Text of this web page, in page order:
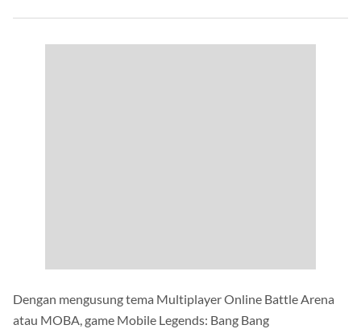
Dengan mengusung tema Multiplayer Online Battle Arena
atau MOBA, game Mobile Legends: Bang Bang